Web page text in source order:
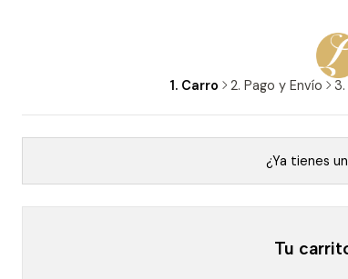
1. Carro 2. Pago y Envío
¿Ya tienes
Tu